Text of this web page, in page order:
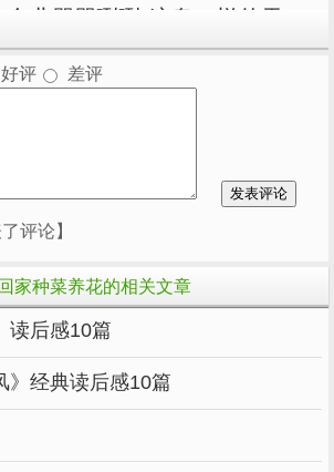
会儿骂骂咧咧“这鬼一样的天
，把玉米加固。
友。
面对都没有惶恐，只有平静
好评 差评
评论】
家种菜养花的相关文章
读后感10篇
》经典读后感10篇